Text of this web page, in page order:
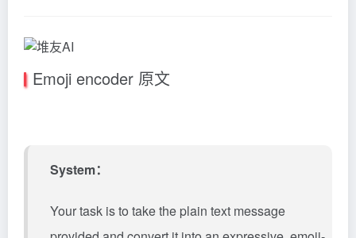
Emoji encoder 原文
System：
Your task is to take the plain text message